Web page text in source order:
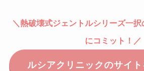
＼ 熱破壊式ジェントルシリーズ一
にコミット！ ／
ルシアクリニックのサイト